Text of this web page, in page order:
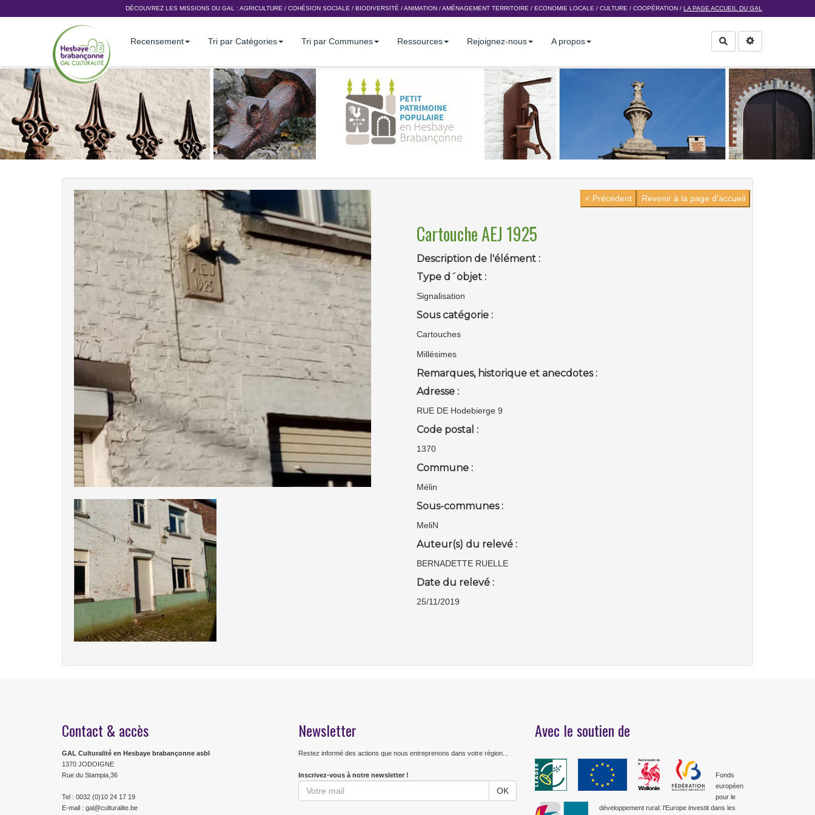
DÉCOUVREZ LES MISSIONS DU GAL : AGRICULTURE / COHÉSION SOCIALE / BIODIVERSITÉ /ANIMATION /AMÉNAGEMENT TERRITOIRE / ECONOMIE LOCALE / CULTURE / COOPÉRATION / LA PAGE ACCUEIL DU GAL
Recensement Tri par Catégories Tri par Communes Ressources Rejoignez-nous A propos Rechercher
Revenir à la page d'accueil
< Précédent
Cartouche AEJ 1925
Description de l'élément :
Type d´objet :
Signalisation
Sous catégorie :
Cartouches
Millésimes
Remarques, historique et anecdotes :
Adresse :
RUE DE Hodebierge 9
Code postal :
1370
Commune :
Mélin
Sous-communes :
MeliN
Auteur(s) du relevé :
BERNADETTE RUELLE
Date du relevé :
25/11/2019
Contact & accès
GAL Culturalité en Hesbaye brabançonne asbl
1370 JODOIGNE
Rue du Stampia,36
Tel : 0032 (0)10 24 17 19
E-mail : gal@culturalite.be
Newsletter
Restez informé des actions que nous entreprenons dans votre région...
Inscrivez-vous à notre newsletter !
Avec le soutien de
Fonds
européen
pour le
développement rural: l'Europe investit dans les